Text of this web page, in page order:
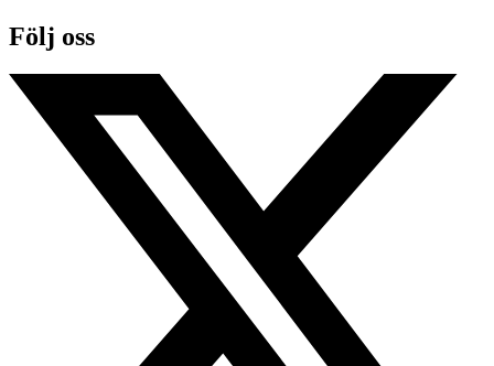
Följ oss